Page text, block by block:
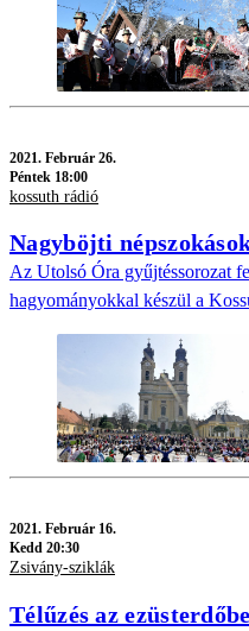
2021. Február 26.
Péntek 18:00
kossuth rádió
Nagyböjti
Az Utolsó Óra gyűjtéssorozat
hagyományokkal készül a
2021. Február 16.
Kedd 20:30
Zsivány-sziklák
Télűzés az